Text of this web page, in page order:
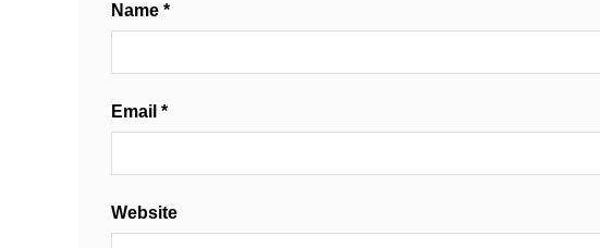
Name *
Email *
Website